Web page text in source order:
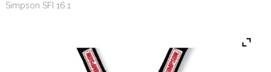
Simpson SFI 16.1